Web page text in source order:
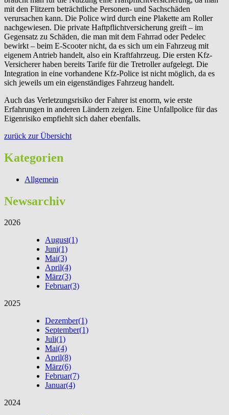
mit den Flitzern beträchtliche Personen- und Sachschäden
verursachen kann. Die Police wird durch eine Plakette am Roller
nachgewiesen. Die private Haftpflichtversicherung greift – im
Gegensatz zu Schäden, die man mit dem Fahrrad oder Pedelec
bewirkt – beim E-Scooter nicht, da es sich um ein Fahrzeug mit
eigenem Antrieb handelt, also ein Kraftfahrzeug. Die ersten Kfz-
Versicherer haben bereits Tarife für die Tretroller aufgelegt. Die
Integration in eine vorhandene Kfz-Police ist nicht möglich, da es
sich jeweils um ein eigenständiges Fahrzeug handelt.
Auch das Verletzungsrisiko der Fahrer ist enorm, wie erste
Erfahrungen in anderen Ländern zeigen. Eine Unfallpolice für das
Eigenrisiko empfiehlt sich daher ebenfalls.
zurück zur Übersicht
Kategorien
Allgemein
Newsarchiv
2026
August(1)
Juni(1)
Mai(3)
April(4)
März(3)
Februar(3)
2025
Dezember(1)
September(1)
Juli(1)
Mai(4)
April(8)
März(6)
Februar(7)
Januar(4)
2024